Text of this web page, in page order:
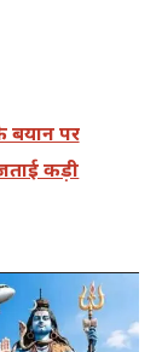
बयान पर
कड़ी